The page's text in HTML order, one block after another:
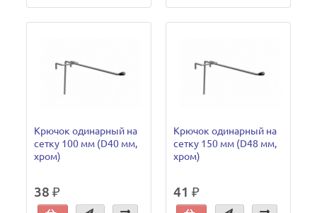
Крючок одинарный на
сетку 100 мм (D40 мм,
хром)
38 ₽
Крючок одинарный на
сетку 150 мм (D48 мм,
хром)
41 ₽